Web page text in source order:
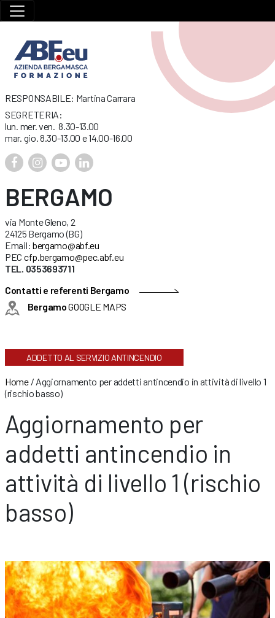
RESPONSABILE: Martina Carrara
SEGRETERIA:
lun. mer. ven. 8.30-13.00
mar. gio. 8.30-13.00 e 14.00-16.00
BERGAMO
via Monte Gleno, 2
24125 Bergamo (BG)
Email: bergamo@abf.eu
PEC cfp.bergamo@pec.abf.eu
TEL. 0353693711
Contatti e referenti Bergamo
BergamoGOOGLE MAPS
ADDETTO AL SERVIZIO ANTINCENDIO
Home/ Aggiornamento per addetti antincendio in attività di livello 1
(rischio basso)
Aggiornamento per
addetti antincendio in
attività di livello 1 (rischio
basso)